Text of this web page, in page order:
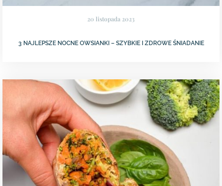
20 listopada 2023
3 NAJLEPSZE NOCNE OWSIANKI – SZYBKIE I ZDROWE ŚNIADANIE